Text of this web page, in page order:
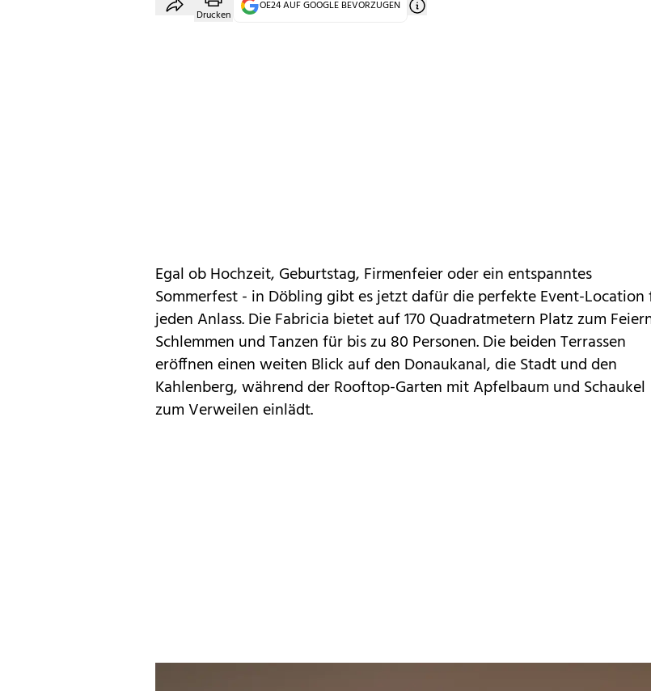
Drucken
OE24 AUF GOOGLE BEVORZUGEN
Egal ob Hochzeit, Geburtstag, Firmenfeier oder ein entspanntes
Sommerfest - in Döbling gibt es jetzt dafür die perfekte Event-Location
jeden Anlass. Die Fabricia bietet auf 170 Quadratmetern Platz zum
Schlemmen und Tanzen für bis zu 80 Personen. Die beiden Terrassen
eröffnen einen weiten Blick auf den Donaukanal, die Stadt und den
Kahlenberg, während der Rooftop-Garten mit Apfelbaum und Schaukel
zum Verweilen einlädt.